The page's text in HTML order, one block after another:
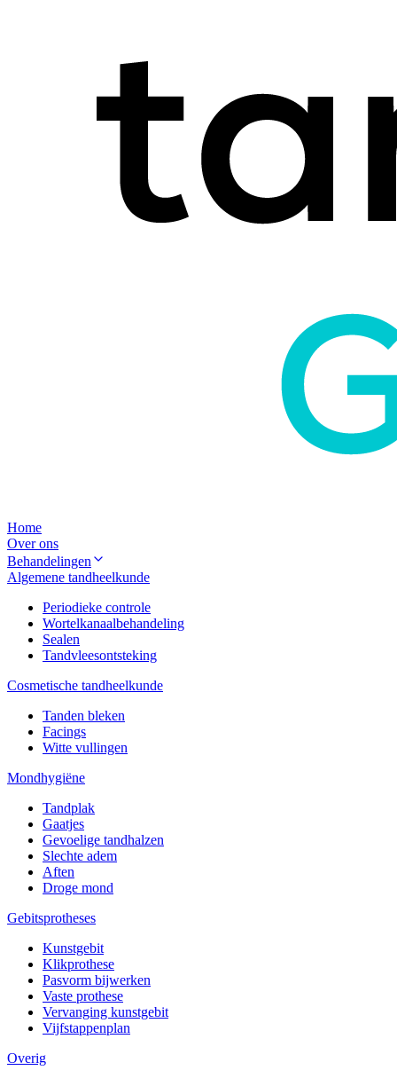
Home
Over ons
Behandelingen
Algemene tandheelkunde
Periodieke controle
Wortelkanaalbehandeling
Sealen
Tandvleesontsteking
Cosmetische tandheelkunde
Tanden bleken
Facings
Witte vullingen
Mondhygiëne
Tandplak
Gaatjes
Gevoelige tandhalzen
Slechte adem
Aften
Droge mond
Gebitsprotheses
Kunstgebit
Klikprothese
Pasvorm bijwerken
Vaste prothese
Vervanging kunstgebit
Vijfstappenplan
Overig